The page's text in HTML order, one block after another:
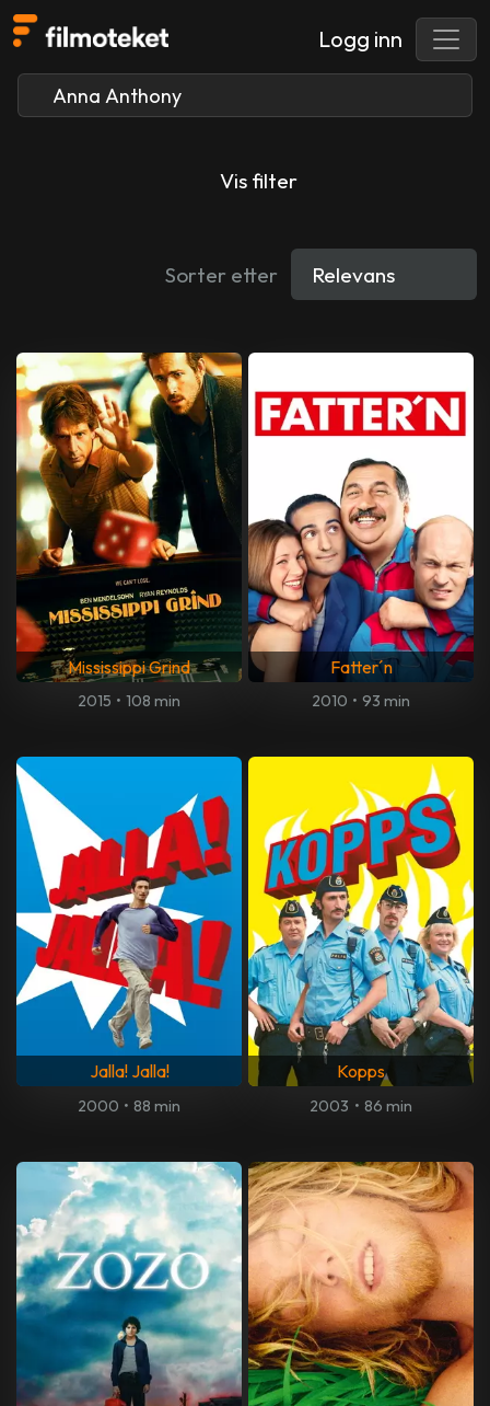
Logg inn
Vis filter
Sorter etter
Mississippi Grind
2015 • 108 min
Fatter´n
2010 • 93 min
Jalla! Jalla!
2000 • 88 min
Kopps
2003 • 86 min